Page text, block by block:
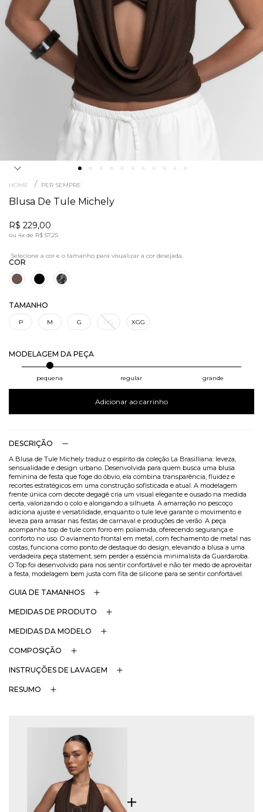
HOME / PER SEMPRE
Blusa De Tule Michely
R$ 229,00
ou 4x de R$ 57,25
COR
TAMANHO
P M G GG XGG
MODELAGEM DA PEÇA
pequena regular grande
Adicionar ao carrinho
DESCRIÇÃO
A Blusa de Tule Michely traduz o espírito da coleção La Brasilliana: leveza,
sensualidade e design urbano. Desenvolvida para quem busca uma blusa
feminina de festa que foge do óbvio, ela combina transparência, fluidez e
recortes estratégicos em uma construção sofisticada e atual. A modelagem
frente única com decote degagê cria um visual elegante e ousado na medida
certa, valorizando o colo e alongando a silhueta. A amarração no pescoço
adiciona ajuste e versatilidade, enquanto o tule leve garante o movimento e
leveza para arrasar nas festas de carnaval e produções de verão. A peça
acompanha top de tule com forro em poliamida, oferecendo segurança e
conforto no uso. O aviamento frontal em metal, com fechamento de metal nas
costas, funciona como ponto de destaque do design, elevando a blusa a uma
verdadeira peça statement, sem perder a essência minimalista da Guardaroba.
O Top foi desenvolvido para nos sentir confortável e não ter medo de aproveitar
a festa, modelagem bem justa com fita de silicone para se sentir confortável.
GUIA DE TAMANHOS
MEDIDAS DE PRODUTO
MEDIDAS DA MODELO
COMPOSIÇÃO
INSTRUÇÕES DE LAVAGEM
RESUMO